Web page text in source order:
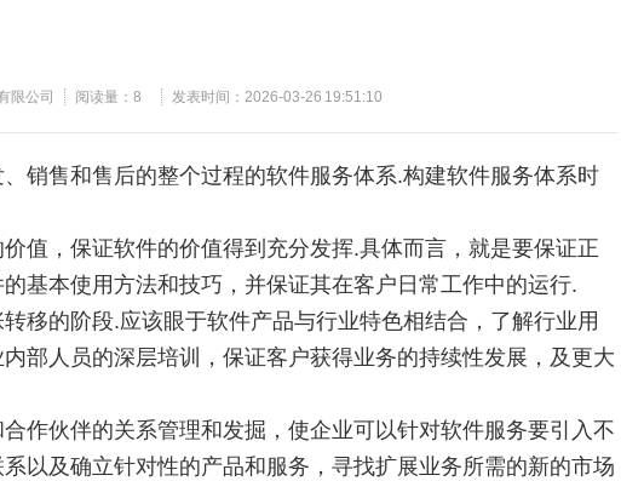
限公司 阅读量： 8 发表时间：2026-03-26 19:51:10
销售和售后的整个过程的软件服务体系.构建软件服务体系时
值，保证软件的价值得到充分发挥.具体而言，就是要保证正
基本使用方法和技巧，并保证其在客户日常工作中的运行.
移的阶段.应该眼于软件产品与行业特色相结合，了解行业用
部人员的深层培训，保证客户获得业务的持续性发展，及更大
作伙伴的关系管理和发掘，使企业可以针对软件服务要引入不
以及确立针对性的产品和服务，寻找扩展业务所需的新的市场